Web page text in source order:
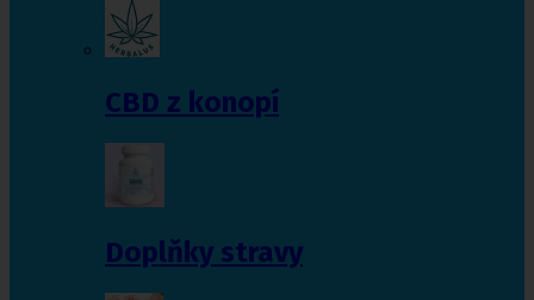
CBD z konopí
Doplňky stravy